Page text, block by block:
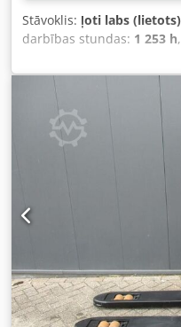
Stāvoklis: ļoti labs (lietots)
darbības stundas: 1 253 h
dakšu garums:1 150 mm,
krāsa:
, Pilna masa:
Pacelšanas jauda: 2000
24 V 2PzS 180 Ah ar
220 V augstfrekvences
sākotnējais pacelšanas
apakšējiem dakšām 2000
dakšām 800 kg, dakšu
dakšu rulli.